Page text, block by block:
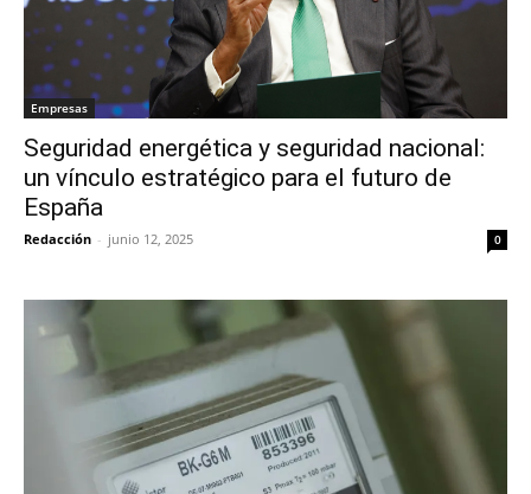
Empresas
Seguridad energética y seguridad nacional:
un vínculo estratégico para el futuro de
España
Redacción - junio 12, 2025 0